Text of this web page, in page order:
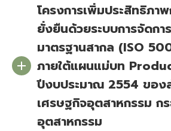
โครงการเพิ่มประสิทธิภา
ยั่งยืนด้วยระบบการจัดก
มาตรฐานสากล (ISO
ภายใต้แผนแม่บท
ปีงบประมาณ 2554 ของ
เศรษฐกิจอุตสาหกรรม ก
อุตสาหกรรม